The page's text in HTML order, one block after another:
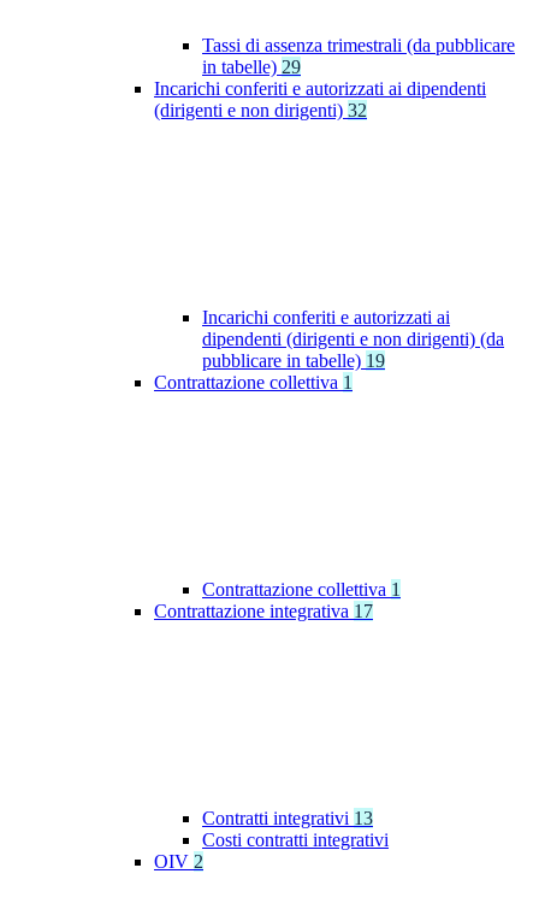
Tassi di assenza trimestrali (da pubblicare
in tabelle) 29
Incarichi conferiti e autorizzati ai dipendenti
(dirigenti e non dirigenti) 32
Incarichi conferiti e autorizzati ai
dipendenti (dirigenti e non dirigenti) (da
pubblicare in tabelle) 19
Contrattazione collettiva 1
Contrattazione collettiva 1
Contrattazione integrativa 17
Contratti integrativi 13
Costi contratti integrativi
OIV 2